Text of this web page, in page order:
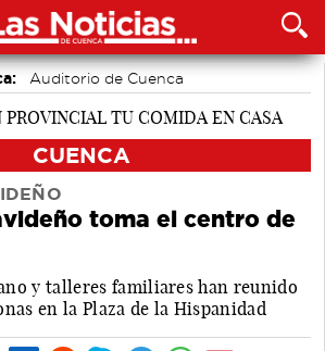
Auditorio de Cuenca
CUENCA
toma el centro de
y talleres familiares han reunido
en la Plaza de la Hispanidad